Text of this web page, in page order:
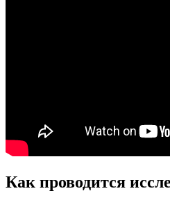
Как проводится